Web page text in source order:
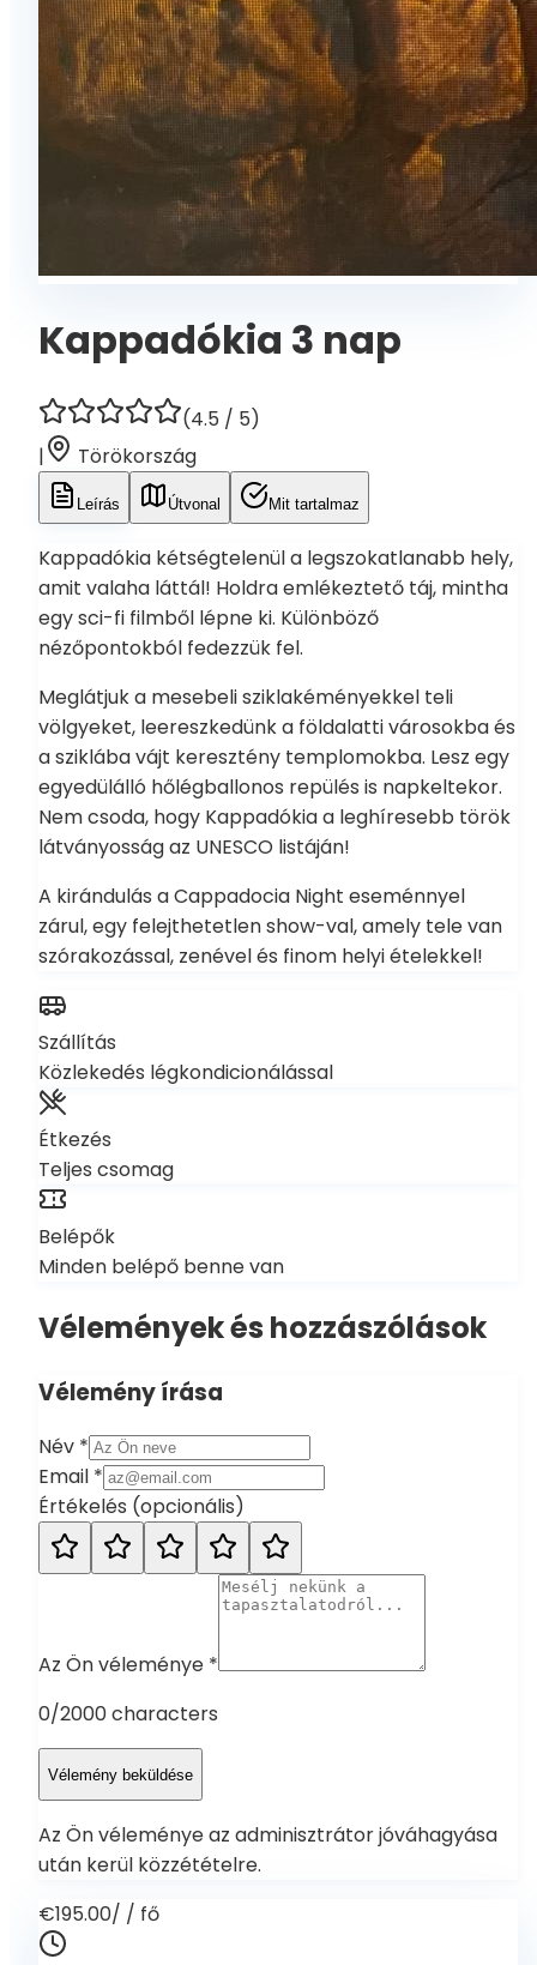
Kappadókia 3 nap
(4.5 / 5)
|
Törökország
Leírás Útvonal Mit tartalmaz
Kappadókia kétségtelenül a legszokatlanabb hely,
amit valaha láttál! Holdra emlékeztető táj, mintha
egy sci-fi filmből lépne ki. Különböző
nézőpontokból fedezzük fel.
Meglátjuk a mesebeli sziklakéményekkel teli
völgyeket, leereszkedünk a földalatti városokba és
a sziklába vájt keresztény templomokba. Lesz egy
egyedülálló hőlégballonos repülés is napkeltekor.
Nem csoda, hogy Kappadókia a leghíresebb török
látványosság az UNESCO listáján!
A kirándulás a Cappadocia Night eseménnyel
zárul, egy felejthetetlen show-val, amely tele van
szórakozással, zenével és finom helyi ételekkel!
Szállítás
Közlekedés légkondicionálással
Étkezés
Teljes csomag
Belépők
Minden belépő benne van
Vélemények és hozzászólások
Vélemény írása
Név *
Email *
Értékelés (opcionális)
Az Ön véleménye *
0/2000 characters
Vélemény beküldése
Az Ön véleménye az adminisztrátor jóváhagyása
után kerül közzétételre.
€195.00/ / fő